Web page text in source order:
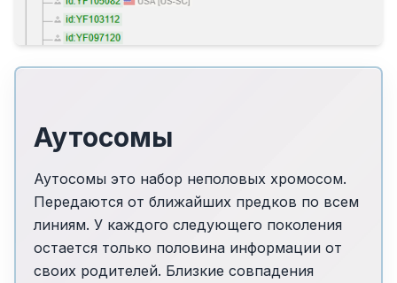
Аутосомы
Аутосомы это набор неполовых хромосом.
Передаются от ближайших предков по всем
линиям. У каждого следующего поколения
остается только половина информации от
своих родителей. Близкие совпадения